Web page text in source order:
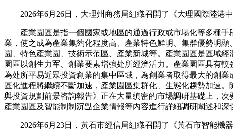
2026年6月26日，大理州商務局組織召開了《大理國際陸港中
產業園區是指一個國家或地區的通過行政或市場化等多種手
業，使之成為產業集約化程度高、產業特色鮮明、集群優勢明
園、特色產業園、技術示范區、產業新城等。產業園區是區域
園區以創生力军、創業要素增強处所經濟活力。產業園區具有
為处所平易近眾投資創業的集中區域，為創業者取得最大的創
區化進程將繼續不斷加速，產業園區集群化、生態化趨勢加速
與投資規劃前景咨詢報告》正在大量缜密的市場調研基礎上，
產業園區及智能制制沉點企業情報等內容進行詳細調研闡述和
2026年6月23日，黃石市經信局組織召開了《黃石市智能機器